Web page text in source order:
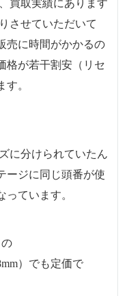
買取実績にあります
させていただいて
売に時間がかかるの
格が若干割安（リセ
。
に分けられていたん
ージに同じ頭番が使
ています。
）でも定価で